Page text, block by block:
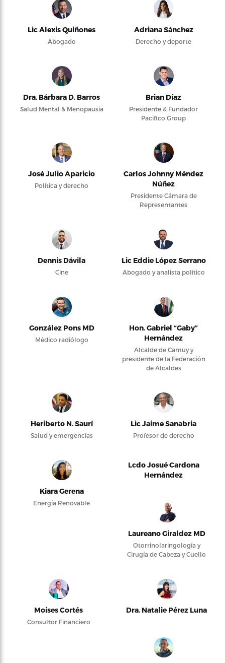
Lic Alexis Quiñones
Abogado
Adriana Sánchez
Derecho y deporte
Dra. Bárbara D. Barros
Salud Mental & Menopausia
Brian Díaz
Presidente & Fundador
Pacifico Group
José Julio Aparicio
Política y derecho
Carlos Johnny Méndez
Núñez
Presidente Cámara de
Representantes
Dennis Dávila
Cine
Lic Eddie López Serrano
Abogado y analista político
González Pons MD
Médico radiólogo
Hon. Gabriel “Gaby”
Hernández
Alcalde de Camuy y
presidente de la Federación
de Alcaldes
Heriberto N. Saurí
Salud y emergencias
Lic Jaime Sanabria
Profesor de derecho
Kiara Gerena
Energía Renovable
Lcdo Josué Cardona
Hernández
Laureano Giraldez MD
Otorrinolaringología y
Cirugía de Cabeza y Cuello
Moises Cortés
Consultor Financiero
Dra. Natalie Pérez Luna